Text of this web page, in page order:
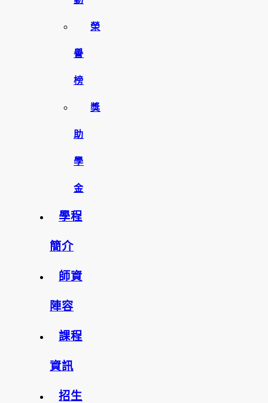
榮
譽
榜
獎
助
學
金
學程
簡介
師資
陣容
課程
資訊
招生